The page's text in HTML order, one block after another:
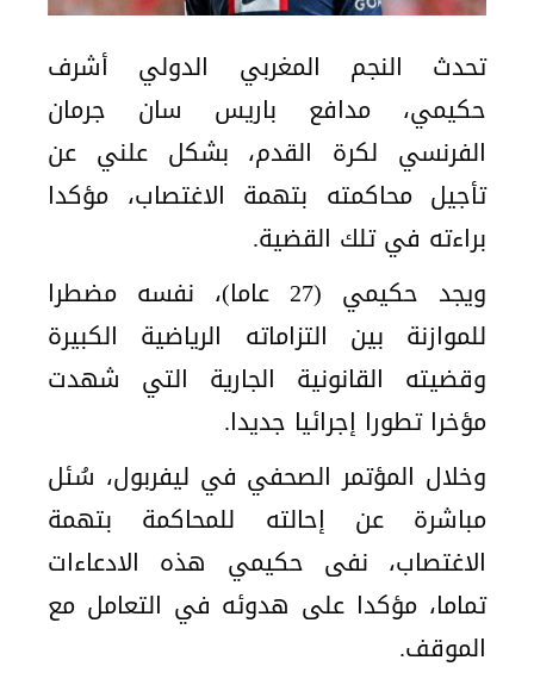
تحدث النجم المغربي الدولي أشرف
حكيمي، مدافع باريس سان جرمان
الفرنسي لكرة القدم، بشكل علني عن
تأجيل محاكمته بتهمة الاغتصاب، مؤكدا
براءته في تلك القضية.
ويجد حكيمي (27 عاما)، نفسه مضطرا
للموازنة بين التزاماته الرياضية الكبيرة
وقضيته القانونية الجارية التي شهدت
مؤخرا تطورا إجرائيا جديدا.
وخلال المؤتمر الصحفي في ليفربول، سُئل
مباشرة عن إحالته للمحاكمة بتهمة
الاغتصاب، نفى حكيمي هذه الادعاءات
تماما، مؤكدا على هدوئه في التعامل مع
الموقف.